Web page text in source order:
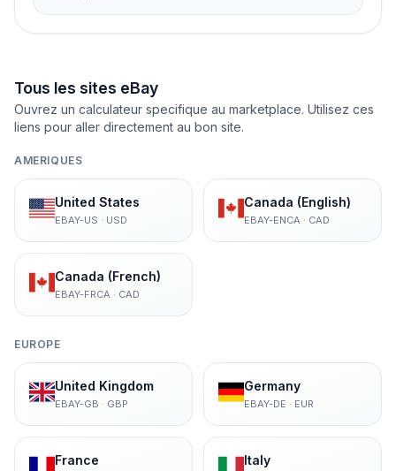
Tous les sites eBay
Ouvrez un calculateur specifique au marketplace. Utilisez ces
liens pour aller directement au bon site.
AMERIQUES
United States
EBAY-US · USD
Canada (English)
EBAY-ENCA · CAD
Canada (French)
EBAY-FRCA · CAD
EUROPE
United Kingdom
EBAY-GB · GBP
Germany
EBAY-DE · EUR
France Italy